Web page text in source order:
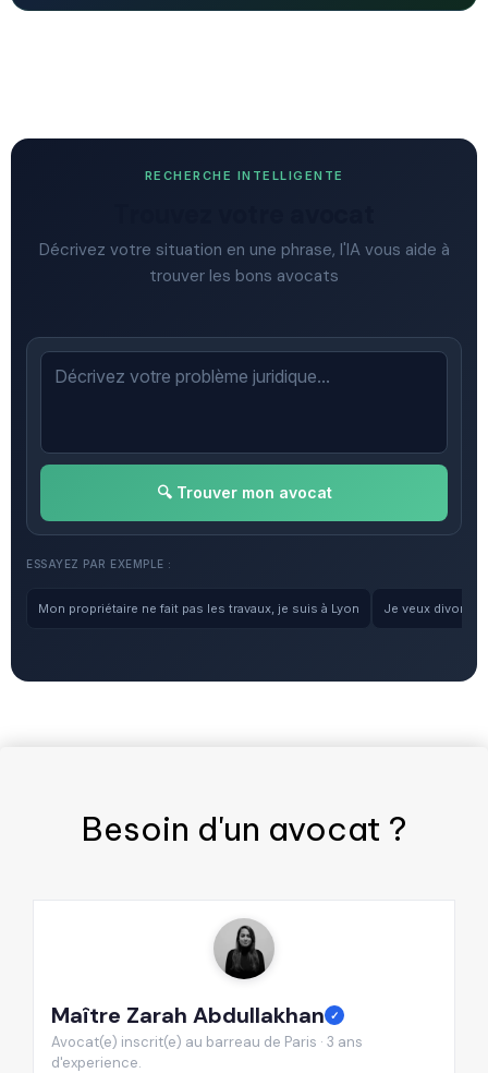
RECHERCHE INTELLIGENTE
Décrivez votre situation en une phrase, l'IA vous aide à
trouver les bons avocats
🔍 Trouver mon avocat
ESSAYEZ PAR EXEMPLE :
Mon propriétaire ne fait pas les travaux, je suis à Lyon Je veux
Besoin d'un avocat ?
Maître Zarah Abdullakhan ✓
Avocat(e) inscrit(e) au barreau de Paris · 3 ans
d'experience.